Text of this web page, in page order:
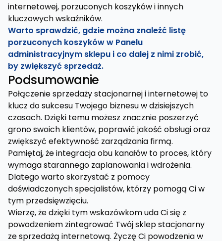
internetowej, porzuconych koszyków i innych
kluczowych wskaźników.
Warto sprawdzić, gdzie można znaleźć listę
porzuconych koszyków w Panelu
administracyjnym sklepu i co dalej z nimi zrobić,
by zwiększyć sprzedaż.
Podsumowanie
Połączenie sprzedaży stacjonarnej i internetowej to
klucz do sukcesu Twojego biznesu w dzisiejszych
czasach. Dzięki temu możesz znacznie poszerzyć
grono swoich klientów, poprawić jakość obsługi oraz
zwiększyć efektywność zarządzania firmą.
Pamiętaj, że integracja obu kanałów to proces, który
wymaga starannego zaplanowania i wdrożenia.
Dlatego warto skorzystać z pomocy
doświadczonych specjalistów, którzy pomogą Ci w
tym przedsięwzięciu.
Wierzę, że dzięki tym wskazówkom uda Ci się z
powodzeniem zintegrować Twój sklep stacjonarny
ze sprzedażą internetową. Życzę Ci powodzenia w